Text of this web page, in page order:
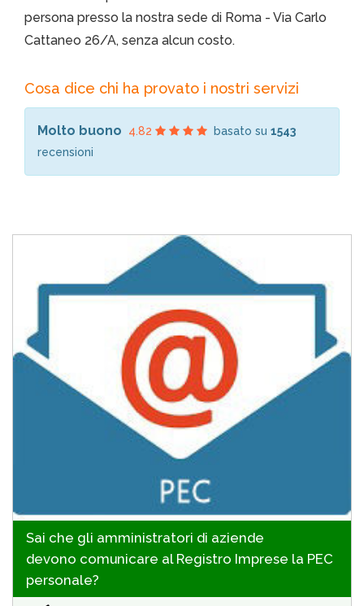
persona presso la nostra sede di Roma - Via Carlo
Cattaneo 26/A, senza alcun costo.
Cosa dice chi ha provato i nostri servizi
Molto buono 4.82 basato su 1543
recensioni
Sai che gli amministratori di aziende
devono comunicare al Registro Imprese la PEC
personale?